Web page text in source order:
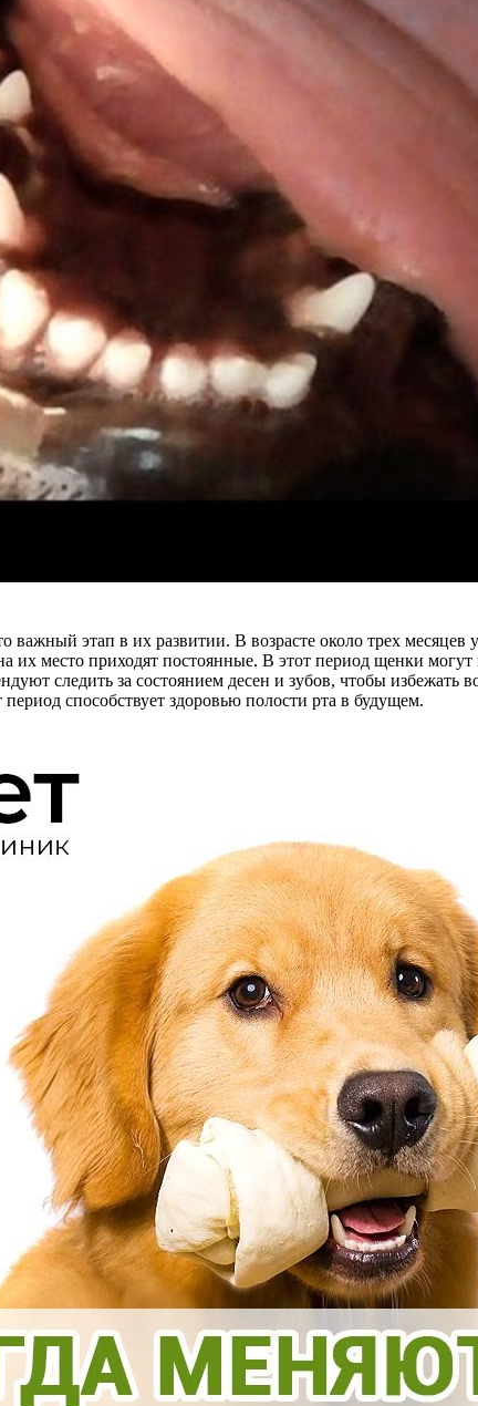
этап в их развитии. В возрасте около трех
место приходят постоянные. В этот период щенки
следить за состоянием десен и зубов, чтобы
способствует здоровью полости рта в будущем.